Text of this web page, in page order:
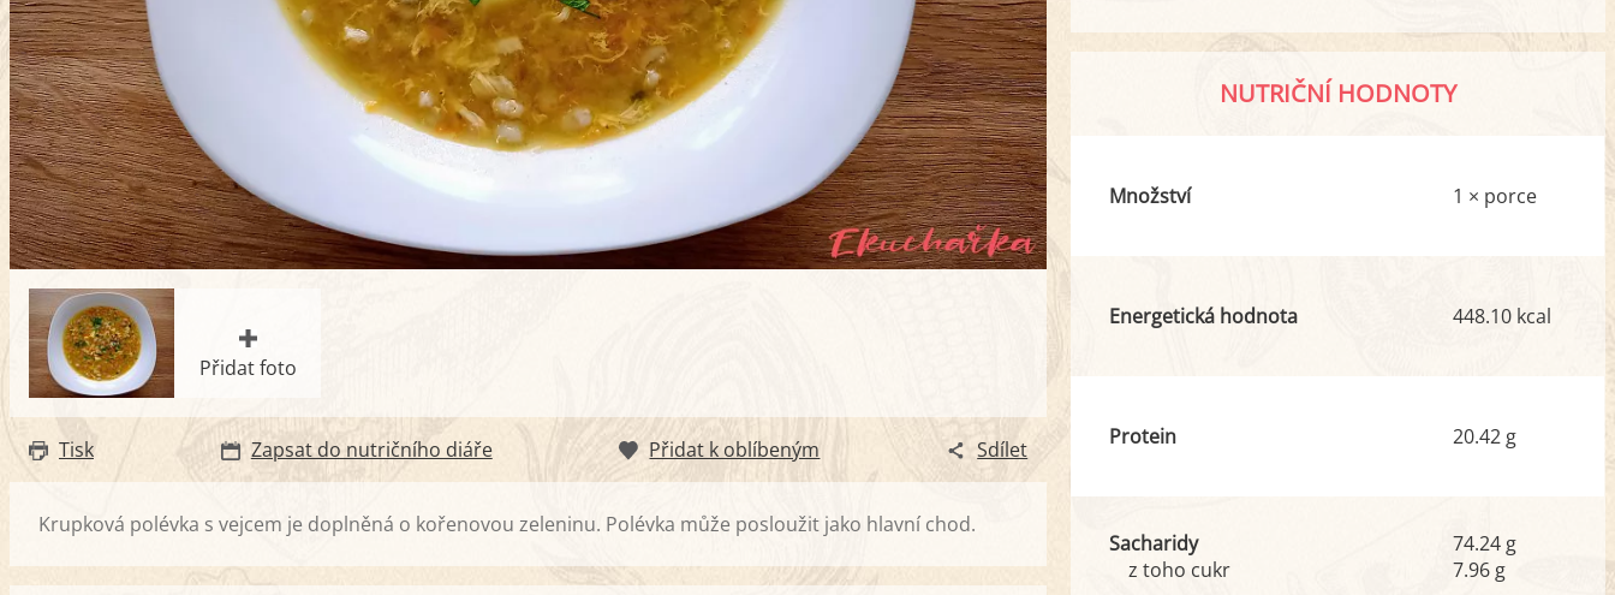
Přidat foto
Tisk Zapsat do nutričního diáře Přidat k oblíbeným Sdílet
Krupková polévka s vejcem je doplněná o kořenovou zeleninu. Polévka může posloužit jako hlavní chod.
NUTRIČNÍ HODNOTY
Množství 1 × porce
Energetická hodnota 448.10 kcal
Protein 20.42 g
Sacharidy
z toho cukr
74.24 g
7.96 g